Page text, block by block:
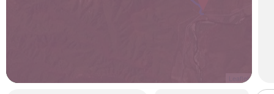
Leaflet